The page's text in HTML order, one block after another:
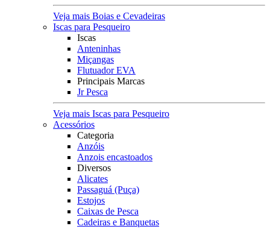
Veja mais Boias e Cevadeiras
Iscas para Pesqueiro
Iscas
Anteninhas
Miçangas
Flutuador EVA
Principais Marcas
Jr Pesca
Veja mais Iscas para Pesqueiro
Acessórios
Categoria
Anzóis
Anzois encastoados
Diversos
Alicates
Passaguá (Puça)
Estojos
Caixas de Pesca
Cadeiras e Banquetas